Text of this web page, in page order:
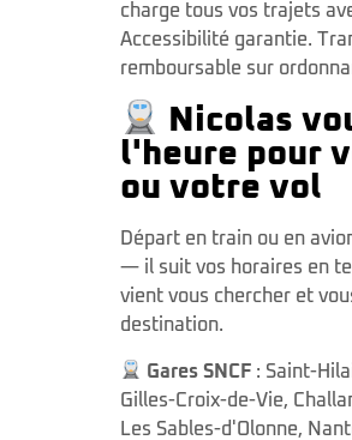
charge tous vos trajets
Accessibilité garantie.
remboursable sur
Nicolas
l'heure pour
ou votre vol
Départ en train ou en
— il suit vos horaires en
vient vous chercher et
destination.
Gares SNCF : Saint-
Gilles-Croix-de-Vie,
Les Sables-d'Olonne,